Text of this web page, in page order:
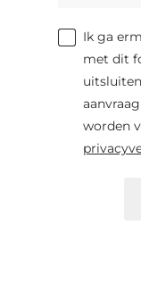
Ik ga
met dit
worden